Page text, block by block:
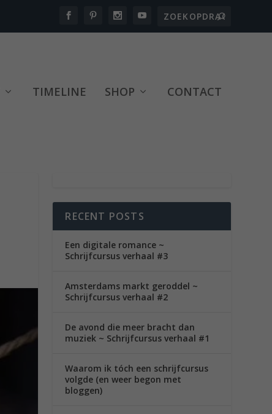
TIMELINE SHOP CONTACT
RECENT POSTS
Een digitale romance ~
Schrijfcursus verhaal #3
Amsterdams markt geroddel ~
Schrijfcursus verhaal #2
De avond die meer bracht dan
muziek ~ Schrijfcursus verhaal #1
Waarom ik tóch een schrijfcursus
volgde (en weer begon met
bloggen)